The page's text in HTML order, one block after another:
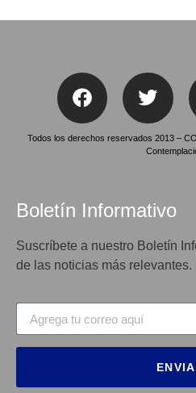
Todos los derechos reservados 2013 –
Boletín Informativo
Suscríbete a nuestro Boletín
de las noticias más relevantes.